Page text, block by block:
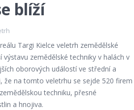
blíží
Targi Kielce veletrh zemědělské
zemědělské techniky v halách v
oborových událostí ve střední a
že na tomto veletrhu se sejde 520 firem
techniku, přesné
a hnojiva.